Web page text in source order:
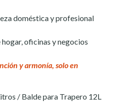
doméstica y profesional
oficinas y negocios
y armonía, solo en
/ Balde para Trapero 12L